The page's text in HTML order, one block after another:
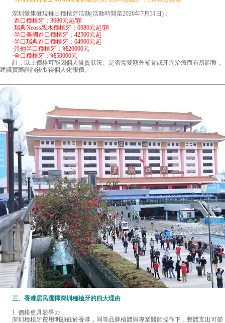
深圳愛康健現推出種植牙活動(活動時間至2026年7月31日)：
·進口種植牙：3680元起/顆
·瑞典Neoss親水種植牙：6980元起/顆
·半口美國進口種植牙：42500元起
·半口瑞典進口種植牙：64900元起
·其他半口種植牙：減20000元
·全口種植牙：減50000元
註：以上價格可能因個人骨質狀況、是否需要額外補骨或牙周治療而有所調整，
建議實際諮詢後取得個人化報價。
三、香港居民選擇深圳種植牙的四大理由
1. 價格更具競爭力
深圳種植牙費用明顯低於香港，同等品牌植體與專業醫師操作下，整體支出可節